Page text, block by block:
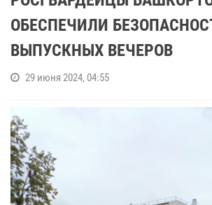
ОБЕСПЕЧИЛИ
ВЫПУСКНЫХ ВЕЧЕРОВ
29 июня 2024, 04:55